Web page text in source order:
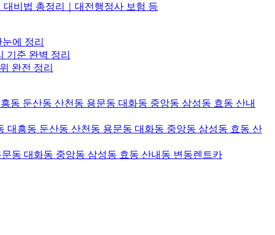
대비법 총정리｜대전행정사 보험 등
에 정리
기준 완벽 정리
완전 정리
동 둔산동 산천동 용문동 대화동 중앙동 삼성동 효동 산내
대흥동 둔산동 산천동 용문동 대화동 중앙동 삼성동 효동 산
동 대화동 중앙동 삼성동 효동 산내동 변동렌트카